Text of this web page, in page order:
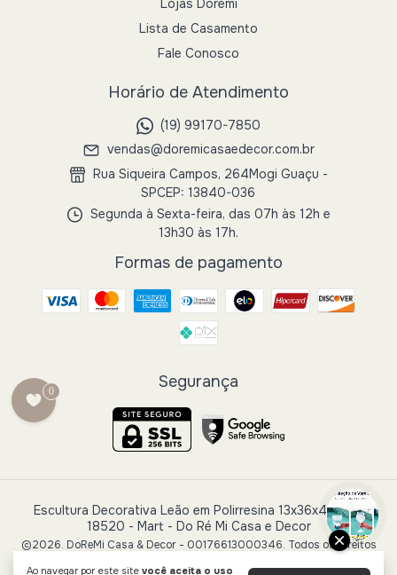
Ao navegar por este site você aceita o uso
Lojas Dorémi
Lista de Casamento
Fale Conosco
Horário de Atendimento
(19) 99170-7850
vendas@doremicasaedecor.com.br
Rua Siqueira Campos, 264Mogi Guaçu -
SPCEP: 13840-036
Segunda à Sexta-feira, das 07h às 12h e
13h30 às 17h.
Formas de pagamento
Segurança
Escultura Decorativa Leão em Polirresina 13x36x40,5cm
18520 - Mart- Do Ré Mi Casa e Decor
©2026. DoReMi Casa & Decor - 00176613000346. Todos os direitos
0